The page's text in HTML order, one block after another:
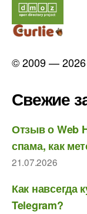
© 2009 — 2026
Свежие
Отзыв о Web
спама, как
21.07.2026
Как навсегда
Telegram?